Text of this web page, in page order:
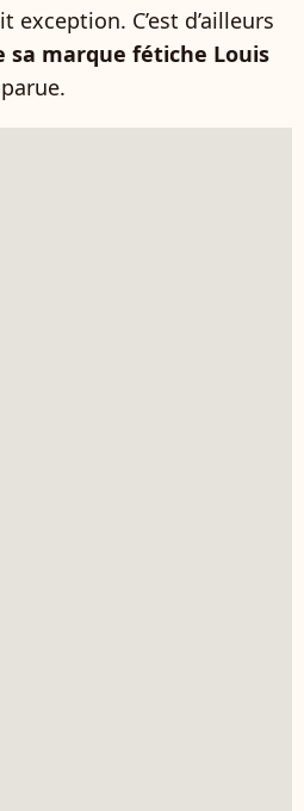
exception. C’est d’ailleurs
sa marque fétiche Louis